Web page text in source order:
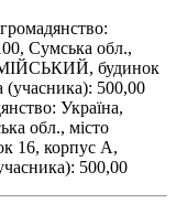
Сумська обл.,
будинок
(учасника): 500,00
Україна,
обл., місто
корпус А,
500,00